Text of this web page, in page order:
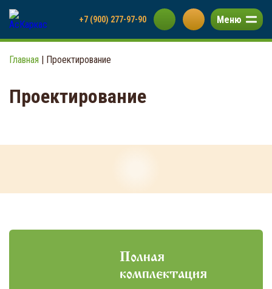
Меню
+7 (900) 277-97-90
Главная | Проектирование
Проектирование
Полная
комплектация